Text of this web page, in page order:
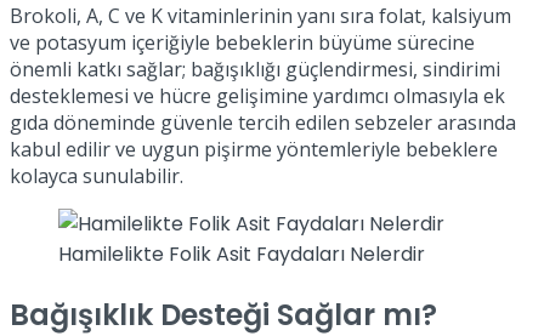
Brokoli, A, C ve K vitaminlerinin yanı sıra folat, kalsiyum
ve potasyum içeriğiyle bebeklerin büyüme sürecine
önemli katkı sağlar; bağışıklığı güçlendirmesi, sindirimi
desteklemesi ve hücre gelişimine yardımcı olmasıyla ek
gıda döneminde güvenle tercih edilen sebzeler arasında
kabul edilir ve uygun pişirme yöntemleriyle bebeklere
kolayca sunulabilir.
Hamilelikte Folik Asit Faydaları Nelerdir
Bağışıklık Desteği Sağlar mı?